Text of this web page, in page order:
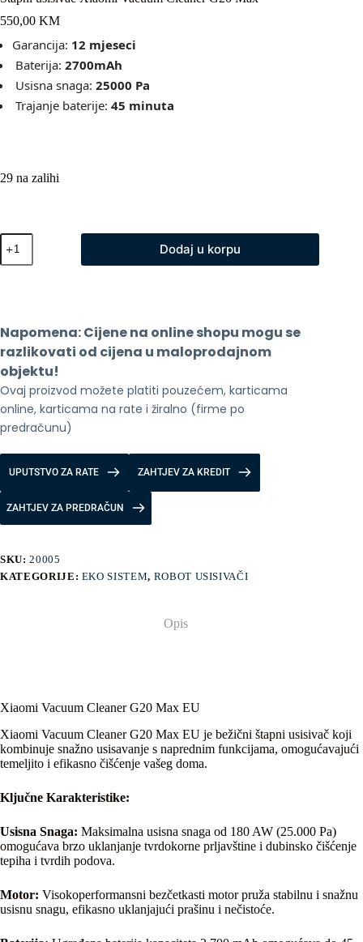
550,00 KM
Garancija: 12 mjeseci
Baterija: 2700mAh
Usisna snaga: 25000 Pa
Trajanje baterije: 45 minuta
29 na zalihi
Stapni
usisivac
Xiaomi
količina
Dodaj u korpu
Napomena: Cijene na online shopu mogu se
razlikovati od cijena u maloprodajnom
objektu!
Ovaj proizvod možete platiti pouzećem, karticama
online, karticama na rate i žiralno (firme po
predračunu)
UPUTSTVO ZA RATE ZAHTJEV ZA KREDIT
ZAHTJEV ZA PREDRAČUN
SKU:20005
KATEGORIJE: EKO SISTEM, ROBOT USISIVAČI
Opis
Xiaomi Vacuum Cleaner G20 Max EU
Xiaomi Vacuum Cleaner G20 Max EU je bežični štapni usisivač koji
kombinuje snažno usisavanje s naprednim funkcijama, omogućavajući
temeljito i efikasno čišćenje vašeg doma.
Ključne Karakteristike:
Usisna Snaga: Maksimalna usisna snaga od 180 AW (25.000 Pa)
omogućava brzo uklanjanje tvrdokorne prljavštine i dubinsko čišćenje
tepiha i tvrdih podova.
Motor: Visokoperformansni bezčetkasti motor pruža stabilnu i snažnu
usisnu snagu, efikasno uklanjajući prašinu i nečistoće.